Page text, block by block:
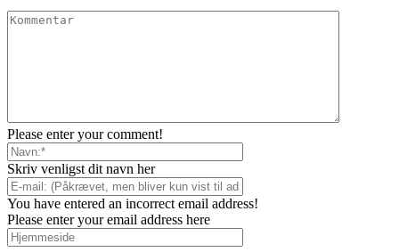
Please enter your comment!
Skriv venligst dit navn her
You have entered an incorrect email address!
Please enter your email address here